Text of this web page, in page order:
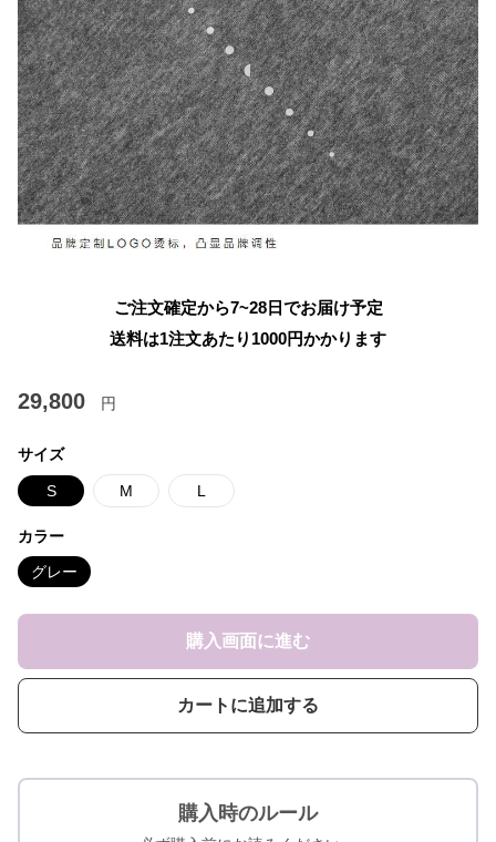
ご注文確定から7~28日でお届け予定
送料は1注文あたり 1000円かかります
29,800 円
サイズ
S M L
カラー
グレー
購入画面に進む
カートに追加する
購入時のルール